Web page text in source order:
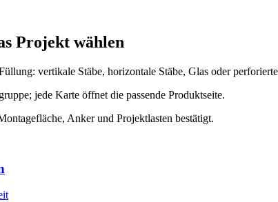
Projekt wählen
vertikale Stäbe, horizontale Stäbe, Glas oder
jede Karte öffnet die passende Produktseite.
Anker und Projektlasten bestätigt.